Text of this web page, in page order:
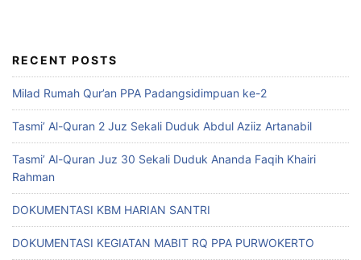
RECENT POSTS
Milad Rumah Qur’an PPA Padangsidimpuan ke-2
Tasmi’ Al-Quran 2 Juz Sekali Duduk Abdul Aziiz Artanabil
Tasmi’ Al-Quran Juz 30 Sekali Duduk Ananda Faqih Khairi
Rahman
DOKUMENTASI KBM HARIAN SANTRI
DOKUMENTASI KEGIATAN MABIT RQ PPA PURWOKERTO